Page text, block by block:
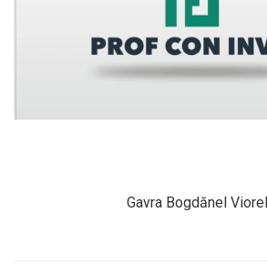
Gavra Bogdănel